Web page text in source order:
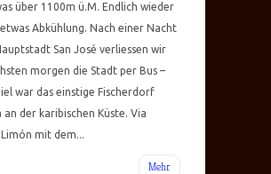
über 1100m ü.M. Endlich wieder
Abkühlung. Nach einer Nacht
San José verliessen wir
morgen die Stadt per Bus –
war das einstige Fischerdorf
an der karibischen Küste. Via
mit dem...
Mehr